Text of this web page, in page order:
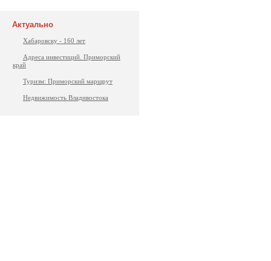
Актуально
Хабаровску - 160 лет
Адреса инвестиций. Приморский
край
Туризм: Приморский маршрут
Недвижимость Владивостока